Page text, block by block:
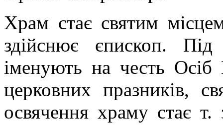
Храм стає святим
здійснює єпископ.
іменують на честь Осіб
церковних празників,
освячення храму стає